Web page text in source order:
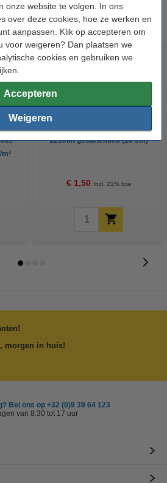
onze website te volgen. In ons
over deze cookies, hoe ze werken en
aanpassen. Klik op accepteren om
voor weigeren? Dan plaatsen we
cookies en gebruiken we
Accepteren
Weigeren
producten
123inkt geodriehoek (16 cm)
€ 1,50 Incl. 21% btw
morgen in huis!
Bel ons op +32 (0)9 39 64 123
van 8.30 tot 17 uur